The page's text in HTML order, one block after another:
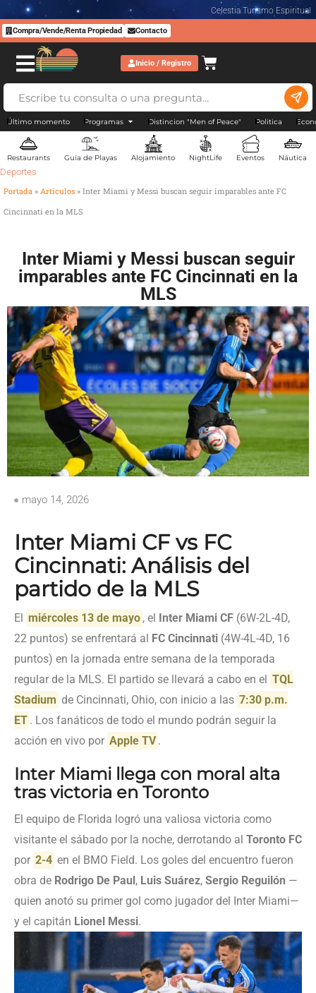
Celestia Turismo Espiritual
Compra/Vende/Renta Propiedad Contacto
Inicio / Registro
Último momento Programas Distincion "Men of Peace" Politica
Restaurants Guía de Playas Alojamiento NightLife Eventos Náutica
Deportes
Portada » Artículos » Inter Miami y Messi buscan seguir imparables ante FC
Cincinnati en la MLS
Inter Miami y Messi buscan seguir
imparables ante FC Cincinnati en la
MLS
mayo 14, 2026
Inter Miami CF vs FC
Cincinnati: Análisis del
partido de la MLS
El miércoles 13 de mayo , el Inter Miami CF (6W-2L-4D,
22 puntos) se enfrentará al FC Cincinnati (4W-4L-4D, 16
puntos) en la jornada entre semana de la temporada
regular de la MLS. El partido se llevará a cabo en el TQL
Stadium de Cincinnati, Ohio, con inicio a las 7:30 p.m.
ET . Los fanáticos de todo el mundo podrán seguir la
acción en vivo por Apple TV .
Inter Miami llega con moral alta
tras victoria en Toronto
El equipo de Florida logró una valiosa victoria como
visitante el sábado por la noche, derrotando al Toronto FC
por 2-4 en el BMO Field. Los goles del encuentro fueron
obra de Rodrigo De Paul, Luis Suárez, Sergio Reguilón —
quien anotó su primer gol como jugador del Inter Miami—
y el capitán Lionel Messi.